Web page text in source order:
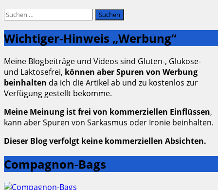
Suchen
Wichtiger-Hinweis „Werbung“
Meine Blogbeiträge und Videos sind Gluten-, Glukose-
und Laktosefrei, können aber Spuren von Werbung
beinhalten da ich die Artikel ab und zu kostenlos zur
Verfügung gestellt bekomme.
Meine Meinung ist frei von kommerziellen Einflüssen,
kann aber Spuren von Sarkasmus oder Ironie beinhalten.
Dieser Blog verfolgt keine kommerziellen Absichten.
Compagnon-Bags